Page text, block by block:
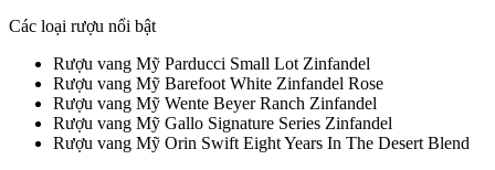
Các loại rượu nổi bật
Rượu vang Mỹ Parducci Small Lot Zinfandel
Rượu vang Mỹ Barefoot White Zinfandel Rose
Rượu vang Mỹ Wente Beyer Ranch Zinfandel
Rượu vang Mỹ Gallo Signature Series Zinfandel
Rượu vang Mỹ Orin Swift Eight Years In The Desert Blend